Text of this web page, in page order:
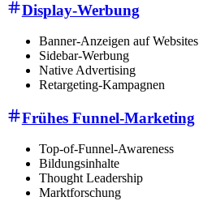
Display-Werbung
Banner-Anzeigen auf Websites
Sidebar-Werbung
Native Advertising
Retargeting-Kampagnen
Frühes Funnel-Marketing
Top-of-Funnel-Awareness
Bildungsinhalte
Thought Leadership
Marktforschung